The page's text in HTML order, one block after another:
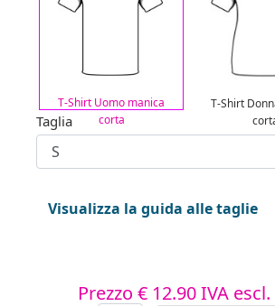
T-Shirt Uomo manica
corta
T-Shirt
Taglia
Visualizza la guida alle taglie
Prezzo € 12.90IVA escl.